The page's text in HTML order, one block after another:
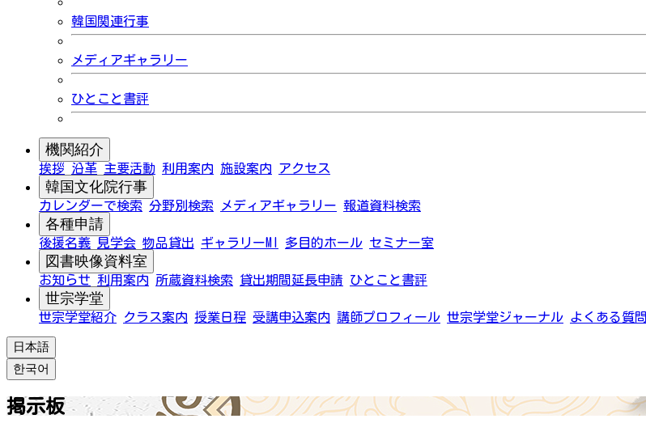
韓国関連行事
メディアギャラリー
ひとこと書評
機関紹介
挨拶 沿革 主要活動 利用案内 施設案内 アクセス
韓国文化院行事
カレンダーで検索 分野別検索 メディアギャラリー 報道資料検索
各種申請
後援名義 見学会 物品貸出 ギャラリーMI 多目的ホール セミナー室
図書映像資料室
お知らせ 利用案内 所蔵資料検索 貸出期間延長申請 ひとこと書評
世宗学堂
世宗学堂紹介 クラス案内 授業日程 受講申込案内 講師プロフィール 世宗学堂ジャーナル よくある質問
日本語
한국어
掲示板